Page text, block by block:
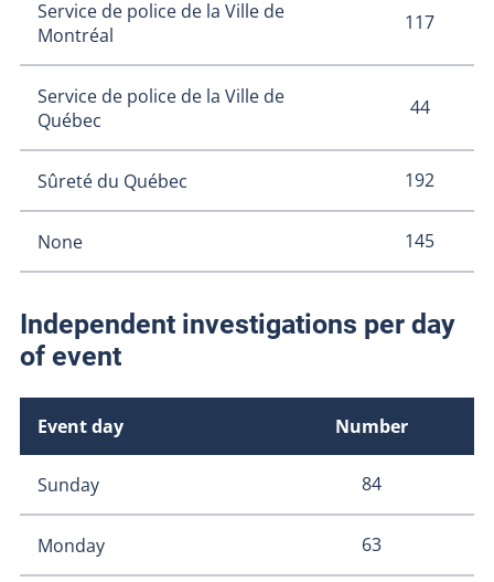
Service de police de la Ville de
Montréal
117
Service de police de la Ville de
Québec
44
Sûreté du Québec 192
None 145
Independent investigations per day
of event
Event day Number
Sunday 84
Monday 63